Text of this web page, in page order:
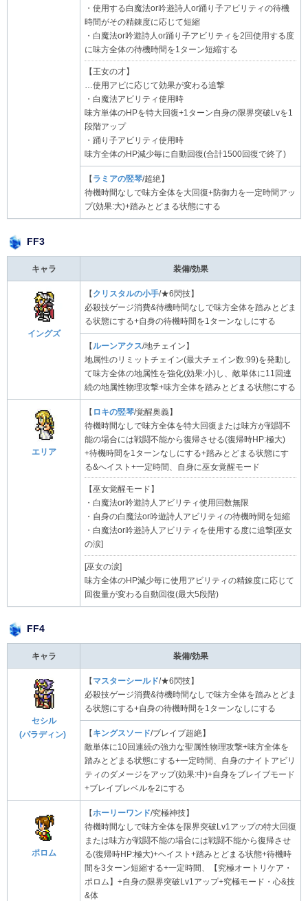
・使用する白魔法or吟遊詩人or踊り子アビリティの待機
時間がその精錬度に応じて短縮
・白魔法or吟遊詩人or踊り子アビリティを2回使用する度
に味方全体の待機時間を1ターン短縮する
【王女の才】
…使用アビに応じて効果が変わる追撃
・白魔法アビリティ使用時
味方単体のHPを特大回復+1ターン自身の限界突破Lvを1
段階アップ
・踊り子アビリティ使用時
味方全体のHP減少毎に自動回復(合計1500回復で終了)
【 ラミアの竪琴/超絶】
待機時間なしで味方全体を大回復+防御力を一定時間アッ
プ(効果:大)+踏みとどまる状態にする
FF3
キャラ 装備/効果
イングズ
【 クリスタルの小手/★6閃技】
必殺技ゲージ消費&待機時間なしで味方全体を踏みとどま
る状態にする+自身の待機時間を1ターンなしにする
【 ルーンアクス/地チェイン】
地属性のリミットチェイン(最大チェイン数:99)を発動し
て味方全体の地属性を強化(効果:小)し、敵単体に11回連
続の地属性物理攻撃+味方全体を踏みとどまる状態にする
エリア
【 ロキの竪琴/覚醒奥義】
待機時間なしで味方全体を特大回復または味方が戦闘不
能の場合には戦闘不能から復帰させる(復帰時HP:極大)
+待機時間を1ターンなしにする+踏みとどまる状態にす
る&へイスト+一定時間、自身に巫女覚醒モード
【巫女覚醒モード】
・白魔法or吟遊詩人アビリティ使用回数無限
・自身の白魔法or吟遊詩人アビリティの待機時間を短縮
・白魔法or吟遊詩人アビリティを使用する度に追撃[巫女
の涙]
[巫女の涙]
味方全体のHP減少毎に使用アビリティの精錬度に応じて
回復量が変わる自動回復(最大5段階)
FF4
キャラ 装備/効果
セシル
(パラディン)
【 マスターシールド/★6閃技】
必殺技ゲージ消費&待機時間なしで味方全体を踏みとどま
る状態にする+自身の待機時間を1ターンなしにする
【 キングスソード/ブレイブ超絶】
敵単体に10回連続の強力な聖属性物理攻撃+味方全体を
踏みとどまる状態にする+一定時間、自身のナイトアビリ
ティのダメージをアップ(効果:中)+自身をブレイブモード
+ブレイブレベルを2にする
ポロム
【 ホーリーワンド/究極神技】
待機時間なしで味方全体を限界突破Lv1アップの特大回復
または味方が戦闘不能の場合には戦闘不能から復帰させ
る(復帰時HP:極大)+ヘイスト+踏みとどまる状態+待機時
間を3ターン短縮する+一定時間、【究極オートリケア・
ポロム】+自身の限界突破Lv1アップ+究極モード・心&技
&体